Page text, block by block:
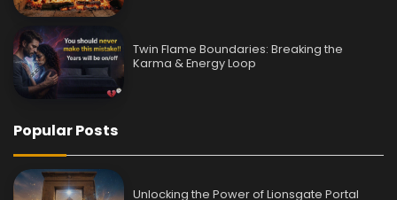
Twin Flame Boundaries: Breaking the
Karma & Energy Loop
Popular Posts
Unlocking the Power of Lionsgate Portal